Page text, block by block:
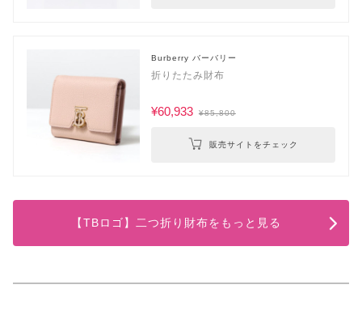
Burberry バーバリー
折りたたみ財布
¥60,933 ¥85,800
販売サイトをチェック
【TBロゴ】二つ折り財布をもっと見る